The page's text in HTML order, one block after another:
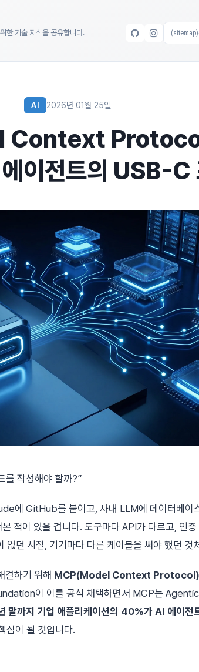
기술 지식을 공유합니다.
AI 2026년 01월 25일
Context
이전트의 USB-C
를 작성해야 할까?”
에 GitHub를 붙이고, 사내 LLM에 데이터베이
적이 있을 겁니다. 도구마다 API가 다르고, 인증
없던 시절, 기기마다 다른 케이블을 써야 했던 것
결하기 위해 MCP(Model Context Protocol)
이 이를 공식 채택하면서 MCP는
말까지 기업 애플리케이션의 40%가 AI 에이전
심이 될 것입니다.